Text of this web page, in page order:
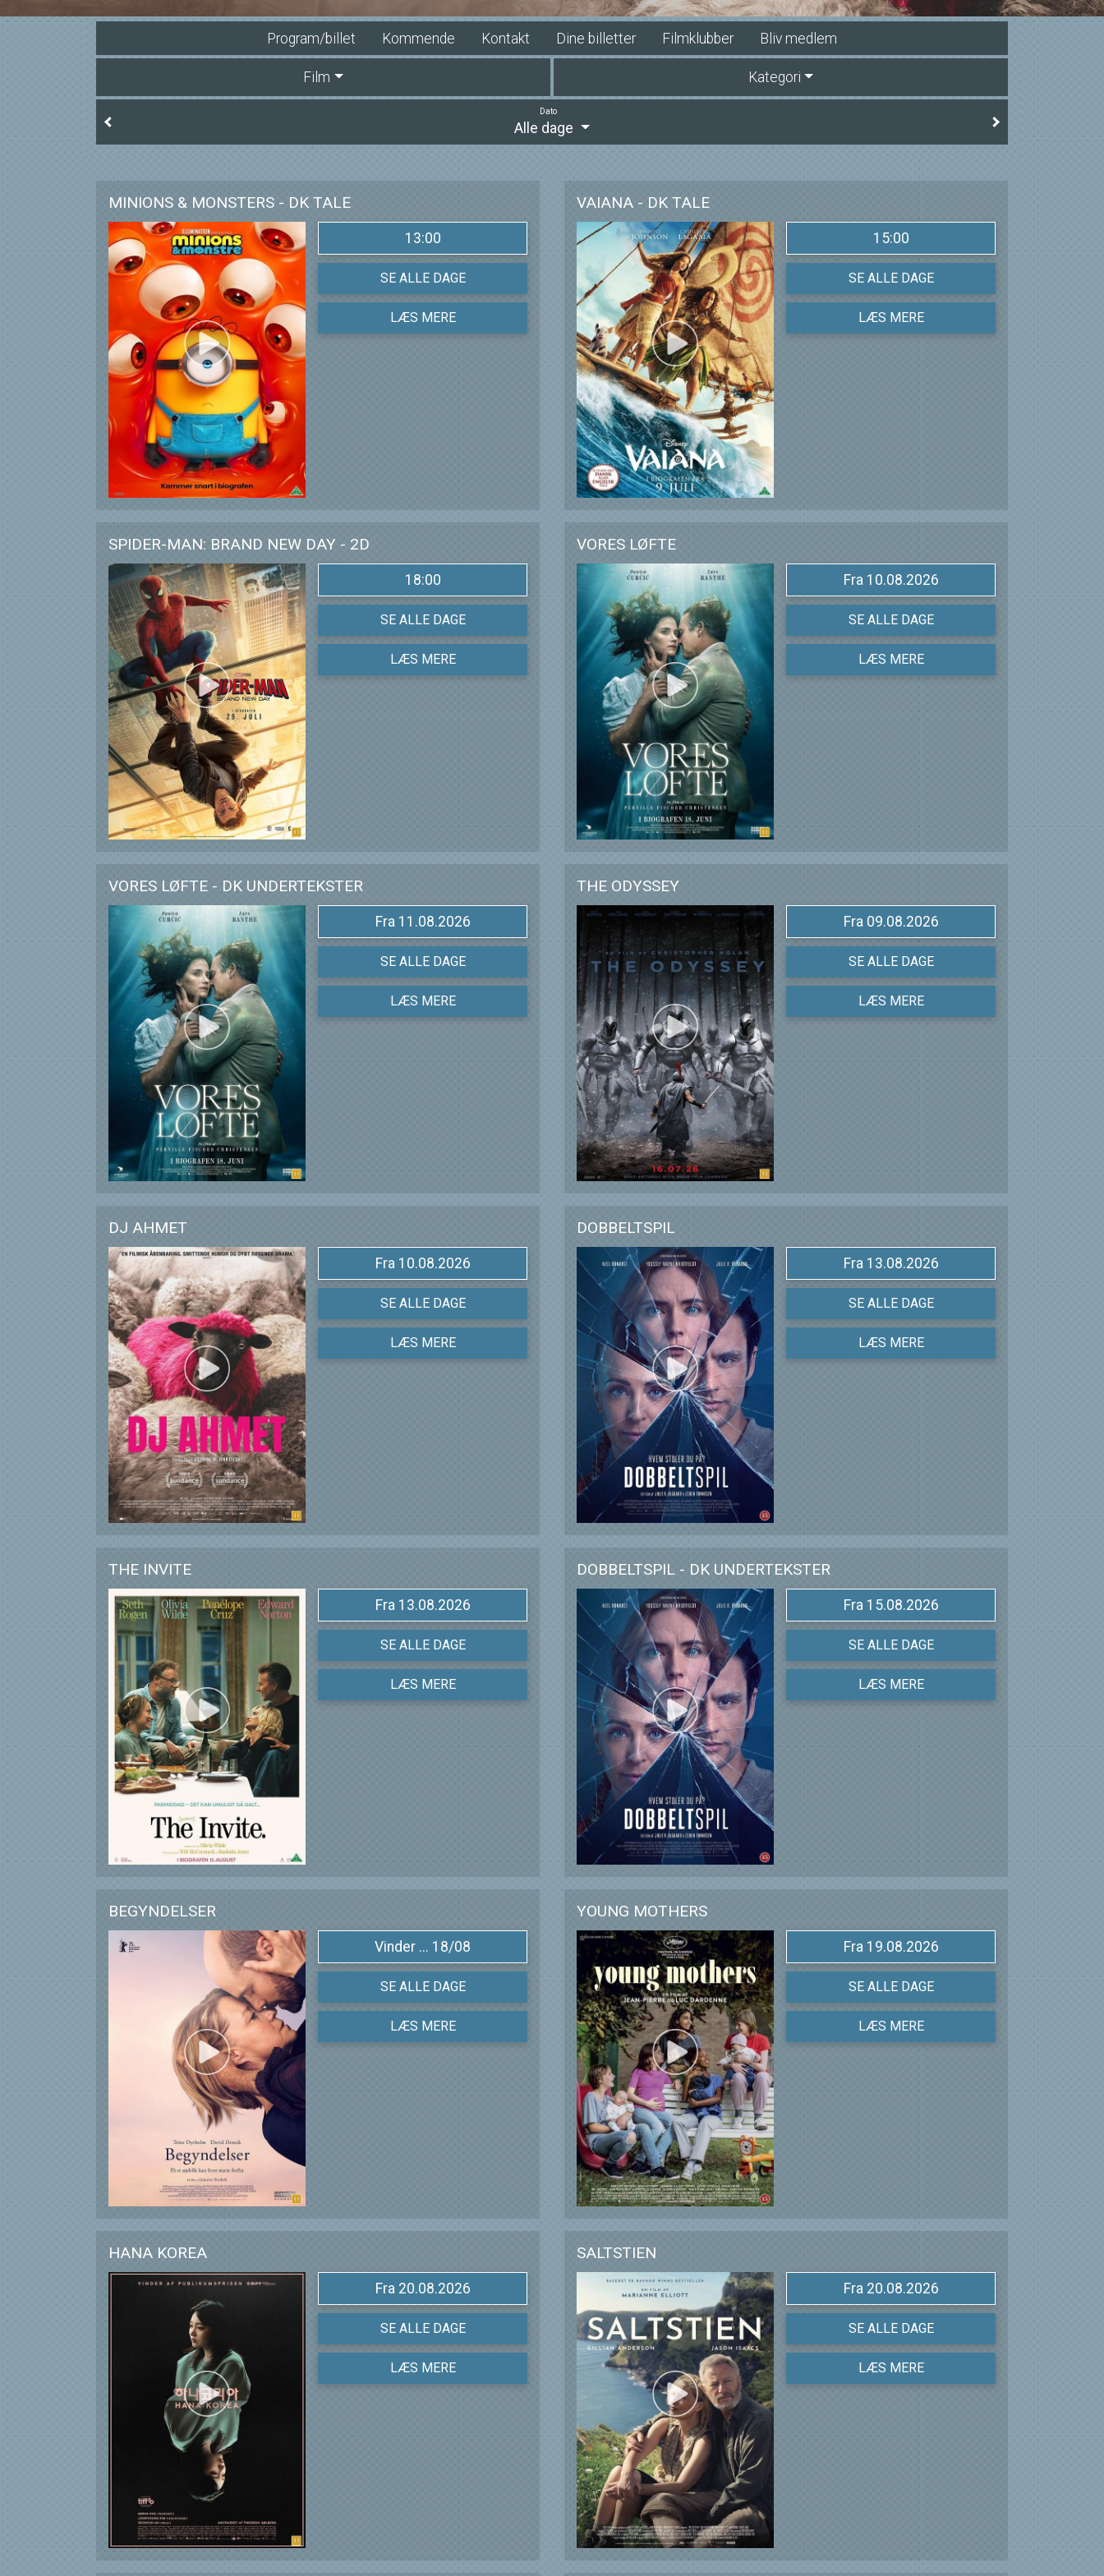
Program/billet Kommende Kontakt Dine billetter Filmklubber Bliv medlem
Film Kategori
Dato
Alle dage
MINIONS & MONSTERS - DK TALE
13:00
SE ALLE DAGE
LÆS MERE
VAIANA - DK TALE
15:00
SE ALLE DAGE
LÆS MERE
SPIDER-MAN: BRAND NEW DAY - 2D
18:00
SE ALLE DAGE
LÆS MERE
VORES LØFTE
Fra 10.08.2026
SE ALLE DAGE
LÆS MERE
VORES LØFTE - DK UNDERTEKSTER
Fra 11.08.2026
SE ALLE DAGE
LÆS MERE
THE ODYSSEY
Fra 09.08.2026
SE ALLE DAGE
LÆS MERE
DJ AHMET
Fra 10.08.2026
SE ALLE DAGE
LÆS MERE
DOBBELTSPIL
Fra 13.08.2026
SE ALLE DAGE
LÆS MERE
THE INVITE
Fra 13.08.2026
SE ALLE DAGE
LÆS MERE
DOBBELTSPIL - DK UNDERTEKSTER
Fra 15.08.2026
SE ALLE DAGE
LÆS MERE
BEGYNDELSER
Vinder ... 18/08
SE ALLE DAGE
LÆS MERE
YOUNG MOTHERS
Fra 19.08.2026
SE ALLE DAGE
LÆS MERE
HANA KOREA
Fra 20.08.2026
SE ALLE DAGE
LÆS MERE
SALTSTIEN
Fra 20.08.2026
SE ALLE DAGE
LÆS MERE